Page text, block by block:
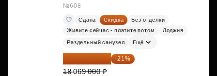
№608
Сдана Скидка
Без отделки
Живите сейчас - платите потом
Лоджия
Раздельный санузел Ещё
14 274 510 ₽ -21%
18 069 000 ₽